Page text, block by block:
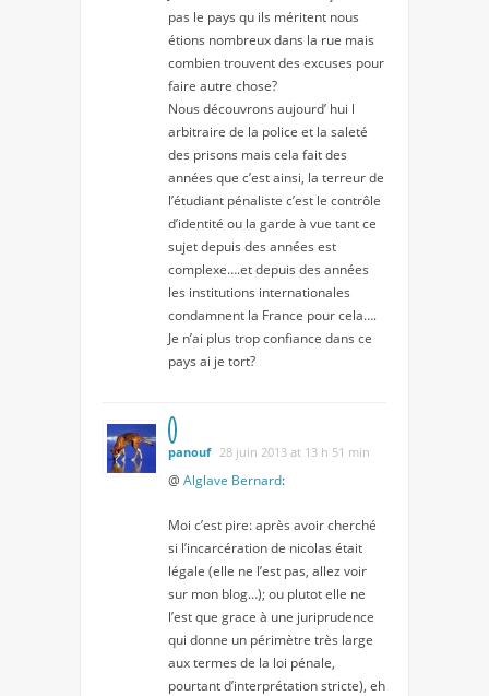
pas le pays qu ils méritent nous
étions nombreux dans la rue mais
combien trouvent des excuses pour
faire autre chose?
Nous découvrons aujourd’ hui l
arbitraire de la police et la saleté
des prisons mais cela fait des
années que c’est ainsi, la terreur de
l’étudiant pénaliste c’est le contrôle
d’identité ou la garde à vue tant ce
sujet depuis des années est
complexe….et depuis des années
les institutions internationales
condamnent la France pour cela….
Je n’ai plus trop confiance dans ce
pays ai je tort?
panouf 28 juin 2013 at 13 h 51 min
@ Alglave Bernard:
Moi c’est pire: après avoir cherché
si l’incarcération de nicolas était
légale (elle ne l’est pas, allez voir
sur mon blog…); ou plutot elle ne
l’est que grace à une juriprudence
qui donne un périmètre très large
aux termes de la loi pénale,
pourtant d’interprétation stricte), eh